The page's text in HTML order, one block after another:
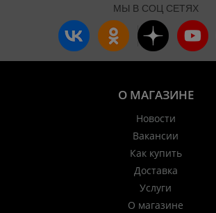
МЫ В СОЦ СЕТЯХ
О МАГАЗИНЕ
Новости
Вакансии
Как купить
Доставка
Услуги
О магазине